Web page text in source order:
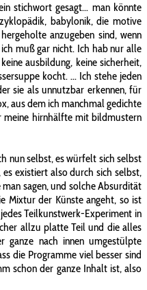
stichwort gesagt... man könnte
babylonik, die motive
anzugeben sind, wenn
muß gar nicht. Ich hab nur alle
ausbildung, keine sicherheit,
kocht. ... Ich stehe jeden
sie als unnutzbar erkennen, für
aus dem ich manchmal gedichte
meine hirnhälfte mit bildmustern
nun selbst, es würfelt sich selbst
existiert also durch sich selbst,
sagen, und solche Absurdität
Mixtur der Künste angeht, so ist
Teilkunstwerk-Experiment in
allzu platte Teil und die alles
ganze nach innen umgestülpte
die Programme viel besser sind
schon der ganze Inhalt ist, also